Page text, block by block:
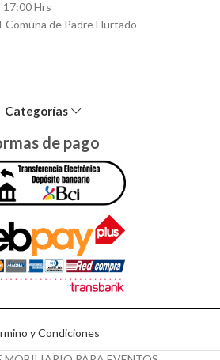
17:00 Hrs
Comuna de Padre Hurtado
Categorías
de pago
y Condiciones